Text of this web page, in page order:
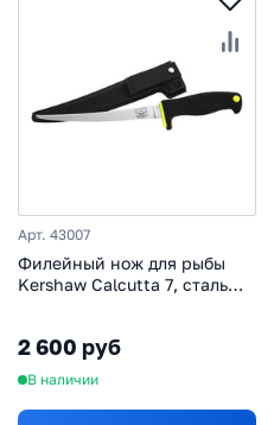
Арт. 43007
Филейный нож для рыбы
Kershaw Calcutta 7, сталь
2 600 руб
В наличии